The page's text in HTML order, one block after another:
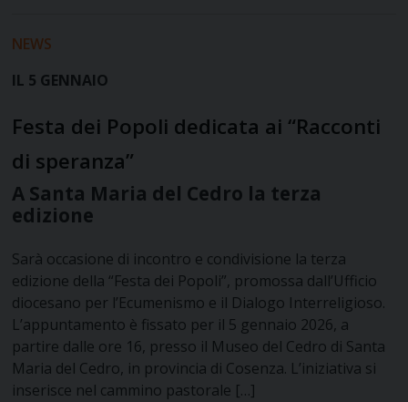
NEWS
IL 5 GENNAIO
Festa dei Popoli dedicata ai “Racconti
di speranza”
A Santa Maria del Cedro la terza
edizione
Sarà occasione di incontro e condivisione la terza
edizione della “Festa dei Popoli”, promossa dall’Ufficio
diocesano per l’Ecumenismo e il Dialogo Interreligioso.
L’appuntamento è fissato per il 5 gennaio 2026, a
partire dalle ore 16, presso il Museo del Cedro di Santa
Maria del Cedro, in provincia di Cosenza. L’iniziativa si
inserisce nel cammino pastorale […]